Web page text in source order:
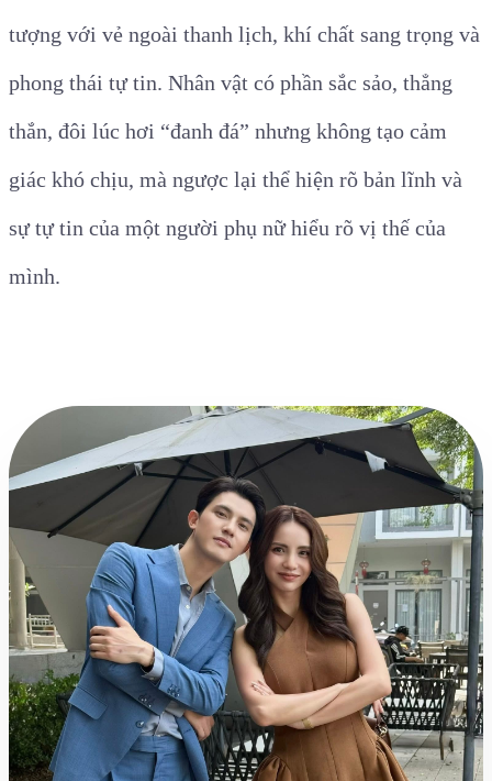
tượng với vẻ ngoài thanh lịch, khí chất sang trọng và
phong thái tự tin. Nhân vật có phần sắc sảo, thẳng
thắn, đôi lúc hơi “đanh đá” nhưng không tạo cảm
giác khó chịu, mà ngược lại thể hiện rõ bản lĩnh và
sự tự tin của một người phụ nữ hiểu rõ vị thế của
mình.